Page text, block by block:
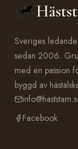
Sveriges
sedan 2006.
med en passion
byggd av
Facebook